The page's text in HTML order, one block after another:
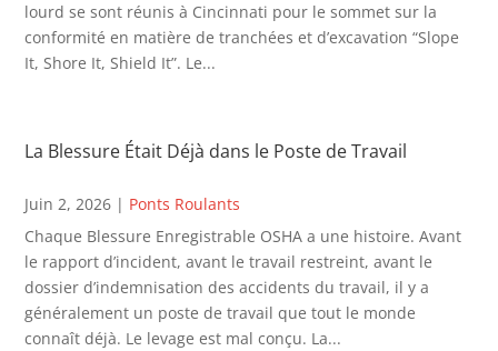
lourd se sont réunis à Cincinnati pour le sommet sur la
conformité en matière de tranchées et d’excavation “Slope
It, Shore It, Shield It”. Le...
La Blessure Était Déjà dans le Poste de Travail
Juin 2, 2026 | Ponts Roulants
Chaque Blessure Enregistrable OSHA a une histoire. Avant
le rapport d’incident, avant le travail restreint, avant le
dossier d’indemnisation des accidents du travail, il y a
généralement un poste de travail que tout le monde
connaît déjà. Le levage est mal conçu. La...